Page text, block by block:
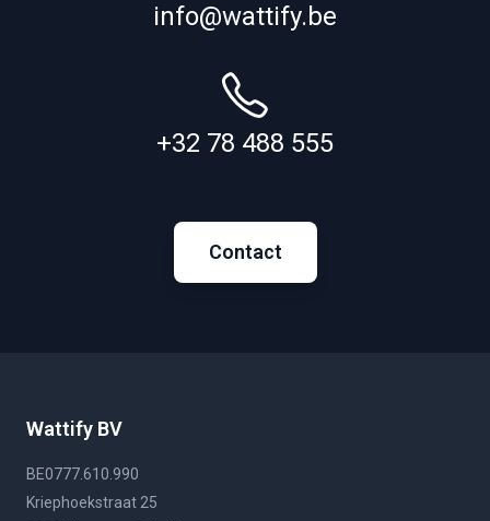
info@wattify.be
+32 78 488 555
Contact
Wattify BV
BE0777.610.990
Kriephoekstraat 25